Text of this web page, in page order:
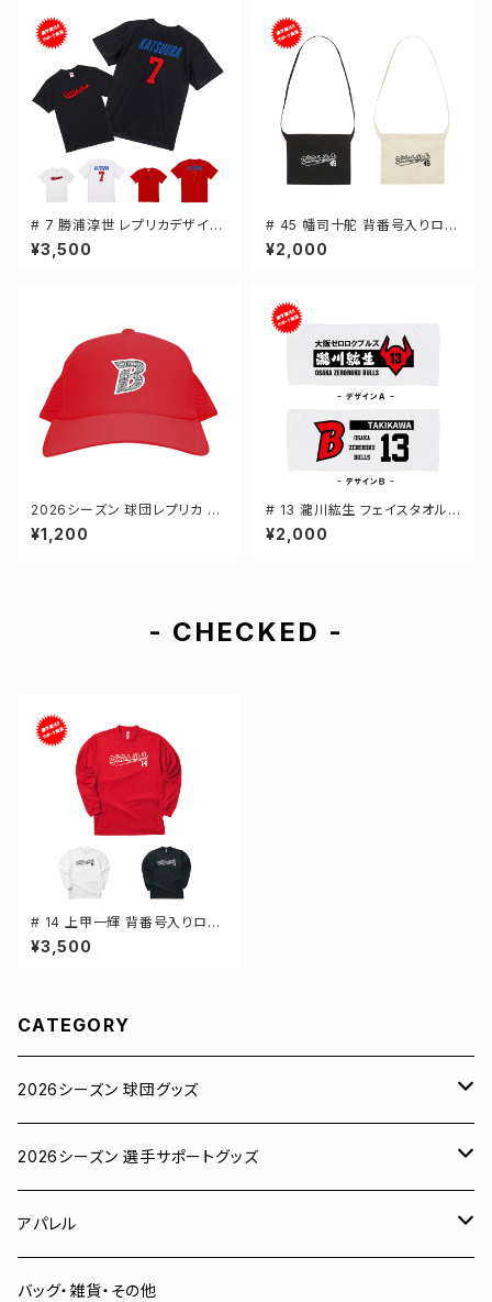
# 7 勝浦淳世 レプリカデザイン
3カラー 選手還元 半袖Tシャツ
S-XXXLサイズ 500101
¥3,500
# 45 幡司十舵 背番号入りロゴ
キャンバスサコッシュ 選手還元
2カラー 001461
¥2,000
2026シーズン 球団レプリカ メ
ッシュキャップ レッド フリーサイ
ズ 3-000700
¥1,200
# 13 瀧川紘生 フェイスタオル
選手還元 2デザイン FT0144
¥2,000
- CHECKED -
# 14 上甲一輝 背番号入りロゴ
ドライTシャツ 長袖 選手還元 3
カラー S-5Lサイズ 000304
¥3,500
CATEGORY
2026シーズン 球団グッズ
ユニフォーム
Tシャツ
スウェット
2026シーズン 選手サポートグッズ
# 00 蓮
# 0 岡田竜汰
アパレル
スウェット・パーカー
バッグ・雑貨・その他